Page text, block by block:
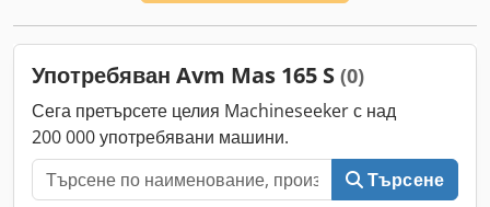
Употребяван Avm Mas 165 S (0)
Сега претърсете целия Machineseeker с над
200 000 употребявани машини.
Търсене